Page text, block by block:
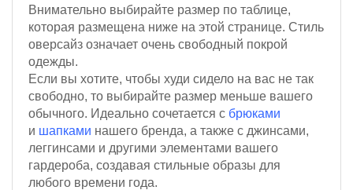
Внимательно выбирайте размер по таблице,
которая размещена ниже на этой странице. Стиль
оверсайз означает очень свободный покрой
одежды.
Если вы хотите, чтобы худи сидело на вас не так
свободно, то выбирайте размер меньше вашего
обычного. Идеально сочетается с брюками
и шапками нашего бренда, а также с джинсами,
леггинсами и другими элементами вашего
гардероба, создавая стильные образы для
любого времени года.